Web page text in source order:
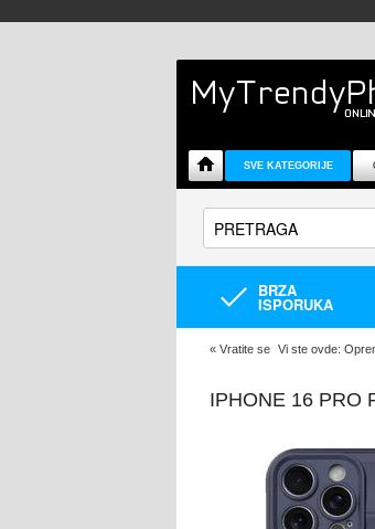
SVE KATEGORIJE
BRZA
ISPORUKA
« Vratite se Vi ste ovde:
IPHONE 16 PRO